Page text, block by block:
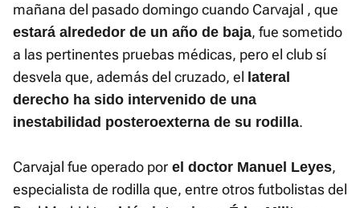
mañana del pasado domingo cuando Carvajal , que
estará alrededor de un año de baja, fue sometido
a las pertinentes pruebas médicas, pero el club sí
desvela que, además del cruzado, el lateral
derecho ha sido intervenido de una
inestabilidad posteroexterna de su rodilla.
Carvajal fue operado por el doctor Manuel Leyes,
especialista de rodilla que, entre otros futbolistas del